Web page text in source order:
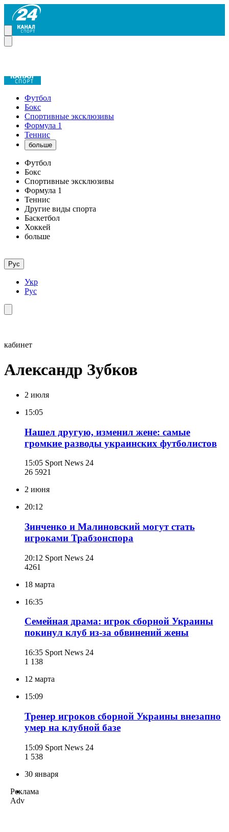
Футбол
Бокс
Спортивные эксклюзивы
Формула 1
Теннис
больше
Футбол
Бокс
Спортивные эксклюзивы
Формула 1
Теннис
Другие виды спорта
Баскетбол
Хоккей
больше
Рус
Укр
Рус
кабинет
Александр Зубков
2 июля
15:05
Нашел другую, изменил жене: самые
громкие разводы украинских футболистов
15:05 Sport News 24
26 5921
2 июня
20:12
Зинченко и Малиновский могут стать
игроками Трабзонспора
20:12 Sport News 24
4261
18 марта
16:35
Семейная драма: игрок сборной Украины
покинул клуб из-за обвинений жены
16:35 Sport News 24
1 138
12 марта
15:09
Тренер игроков сборной Украины внезапно
умер на клубной базе
15:09 Sport News 24
1 538
30 января
Реклама
Adv